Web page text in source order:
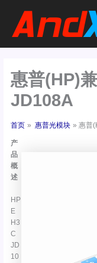
惠普(HP)
JD108A
首页 惠普光模块 惠普
产
品
概
述
HP
E
H3
C
JD
10